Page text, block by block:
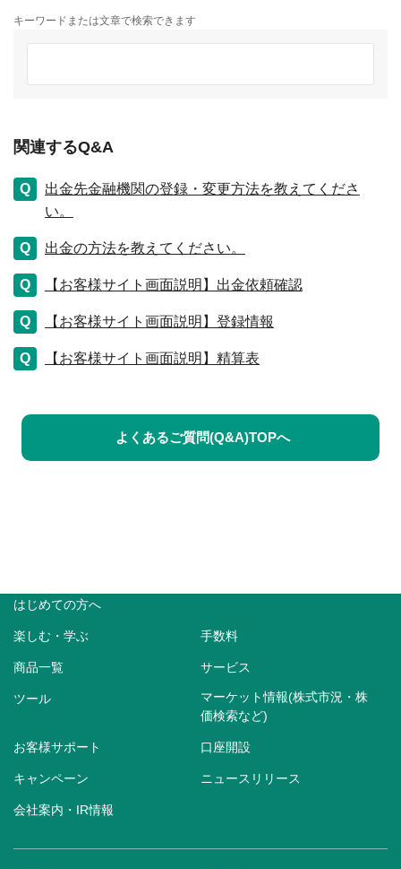
キーワードまたは文章で検索できます
関連するQ&A
出金先金融機関の登録・変更方法を教えてくださ
い。
出金の方法を教えてください。
【お客様サイト画面説明】出金依頼確認
【お客様サイト画面説明】登録情報
【お客様サイト画面説明】精算表
よくあるご質問(Q&A)TOPへ
はじめての方へ
楽しむ・学ぶ 手数料
商品一覧 サービス
ツール
マーケット情報(株式市況・株
価検索など)
お客様サポート 口座開設
キャンペーン ニュースリリース
会社案内・IR情報